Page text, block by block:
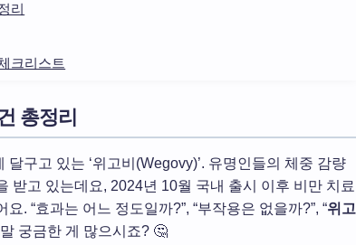
리
크리스트
총정리
구고 있는 ‘위고비(Wegovy)’. 유명인들의 체중 감량
받고 있는데요, 2024년 10월 국내 출시 이후 비만 치료
. “효과는 어느 정도일까?”, “부작용은 없을까?”, “위고
궁금한 게 많으시죠? 🤔